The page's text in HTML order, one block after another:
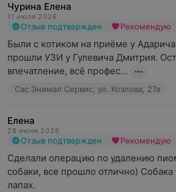
Чурина Елена
11 июля 2026
Отзыв подтвержден Рекомендую
Были с котиком на приёме у
прошли УЗИ у Гулевича Дмитрия.
впечатление, всё профес...
Сас Энимал Сервис, ул. Козлова, 27а
Елена
28 июня 2026
Отзыв подтвержден Рекомендую
Сделали операцию по удалению
собаки, все прошло отлично) Собака
лапах.